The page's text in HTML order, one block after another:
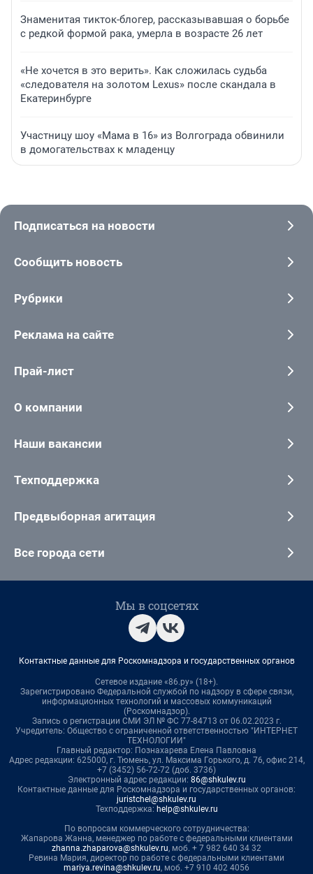
Знаменитая тикток-блогер, рассказывавшая о борьбе
с редкой формой рака, умерла в возрасте 26 лет
«Не хочется в это верить». Как сложилась судьба
«следователя на золотом Lexus» после скандала в
Екатеринбурге
Участницу шоу «Мама в 16» из Волгограда обвинили
в домогательствах к младенцу
Подписаться на новости
Сообщить новость
Рубрики
Реклама на сайте
Прай-лист
О компании
Наши вакансии
Техподдержка
Предвыборная агитация
Все города сети
Мы в соцсетях
Контактные данные для Роскомнадзора и государственных органов
Сетевое издание «86.ру» (18+).
Зарегистрировано Федеральной службой по надзору в сфере связи,
информационных технологий и массовых коммуникаций
(Роскомнадзор).
Запись о регистрации СМИ ЭЛ № ФС 77-84713 от 06.02.2023 г.
Учредитель: Общество с ограниченной ответственностью "ИНТЕРНЕТ
ТЕХНОЛОГИИ"
Главный редактор: Познахарева Елена Павловна
Адрес редакции: 625000, г. Тюмень, ул. Максима Горького, д. 76, офис 214,
+7 (3452) 56-72-72 (доб. 3736)
Электронный адрес редакции: 86@shkulev.ru
Контактные данные для Роскомнадзора и государственных органов:
juristchel@shkulev.ru
Техподдержка: help@shkulev.ru
По вопросам коммерческого сотрудничества:
Жапарова Жанна, менеджер по работе с федеральными клиентами
zhanna.zhaparova@shkulev.ru, моб. + 7 982 640 34 32
Ревина Мария, директор по работе с федеральными клиентами
mariya.revina@shkulev.ru, моб. +7 910 402 4056